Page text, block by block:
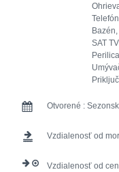
SAT TV
Perilica
Otvorené :
Vzdialenosť od
Vzdialenosť od